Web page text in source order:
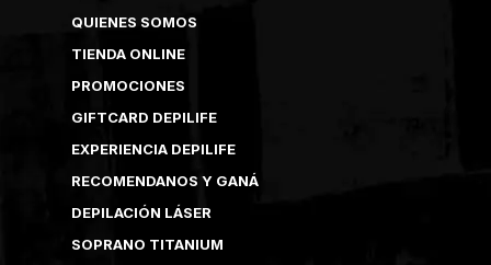
QUIENES SOMOS
TIENDA ONLINE
PROMOCIONES
GIFTCARD DEPILIFE
EXPERIENCIA DEPILIFE
RECOMENDANOS Y GANÁ
DEPILACIÓN LÁSER
SOPRANO TITANIUM